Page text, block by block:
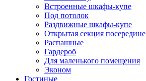
Встроенные шкафы-купе
Под потолок
Раздвижные шкафы-купе
Открытая секция посередине
Распашные
Гардероб
Для маленького помещения
Эконом
Гостиные